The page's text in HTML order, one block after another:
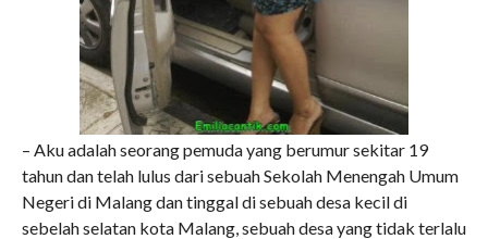
– Aku adalah seorang pemuda yang berumur sekitar 19
tahun dan telah lulus dari sebuah Sekolah Menengah Umum
Negeri di Malang dan tinggal di sebuah desa kecil di
sebelah selatan kota Malang, sebuah desa yang tidak terlalu